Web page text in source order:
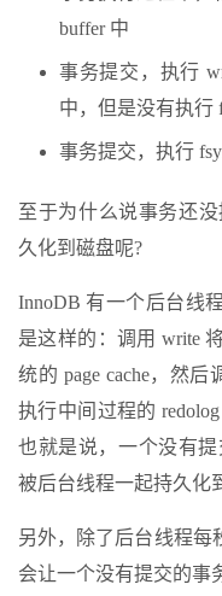
buffer 中
事务提交，执行
中，但是没有执行
事务提交，执行
至于为什么说事务还
久化到磁盘呢?
InnoDB 有一个后台线
是这样的：调用 write
统的 page cache，然
执行中间过程的
也就是说，一个没有
被后台线程一起持久化
另外，除了后台线程每
会让一个没有提交的事